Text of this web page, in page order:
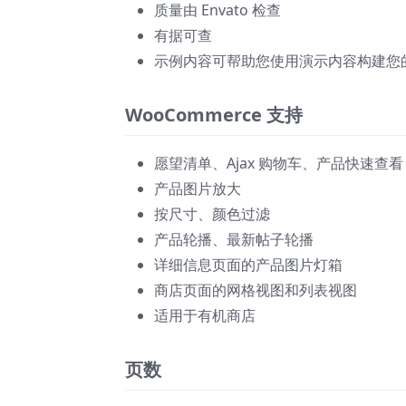
质量由 Envato 检查
有据可查
示例内容可帮助您使用演示内容构建您
WooCommerce 支持
愿望清单、Ajax 购物车、产品快速查看
产品图片放大
按尺寸、颜色过滤
产品轮播、最新帖子轮播
详细信息页面的产品图片灯箱
商店页面的网格视图和列表视图
适用于有机商店
页数